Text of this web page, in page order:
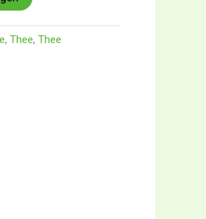
, Thee, Thee